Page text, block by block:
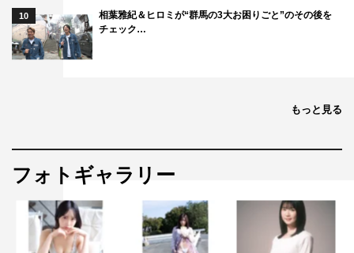
プロデューサー：平体雄二 佐藤幹也
制作協力：東映京都撮影所
制作プロダクション：スタジオブルー
井之脇海 山崎育三郎 市川実日子
10
相葉雅紀＆ヒロミが“群馬の3大お困りごと”のその後を
チェック…
もっと見る
フォトギャラリー